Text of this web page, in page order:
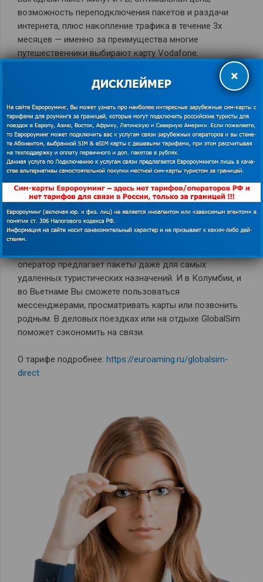
возможность переподключения пакетов и раздачи
интернета, плюс накопление трафика в течение 3х
месяцев — именно за преимущества многие
путешественники выбирают карту Vodafone.
О тарифе подробнее:https://euroaming.ru/vodafone/
GlobalSim
Совсем недавно тарифы GlobalSim были обновлены и
стали еще более выгодными. Оставаться на связи за
рубежом стало еще проще. GlobalSim предлагает,
пожалуй, самые дешевые звонки, если речь идет о
голосовой связи из европейских государств в РФ. На
городские номера исходящий вызов будет стоить
$0,05/мин., на сотовые номера — $0,29/мин.
оператор предлагает пакеты даже для самых
удаленных туристических назначений. И в Колумбии, и
во Вьетнаме Вы сможете пользоваться
мессенджерами, просматривать карты или позвонить
родным. В деловых поездках или на отдыхе GlobalSim
поможет сэкономить на связи.
О тарифе подробнее: https://euroaming.ru/globalsim-
direct
×